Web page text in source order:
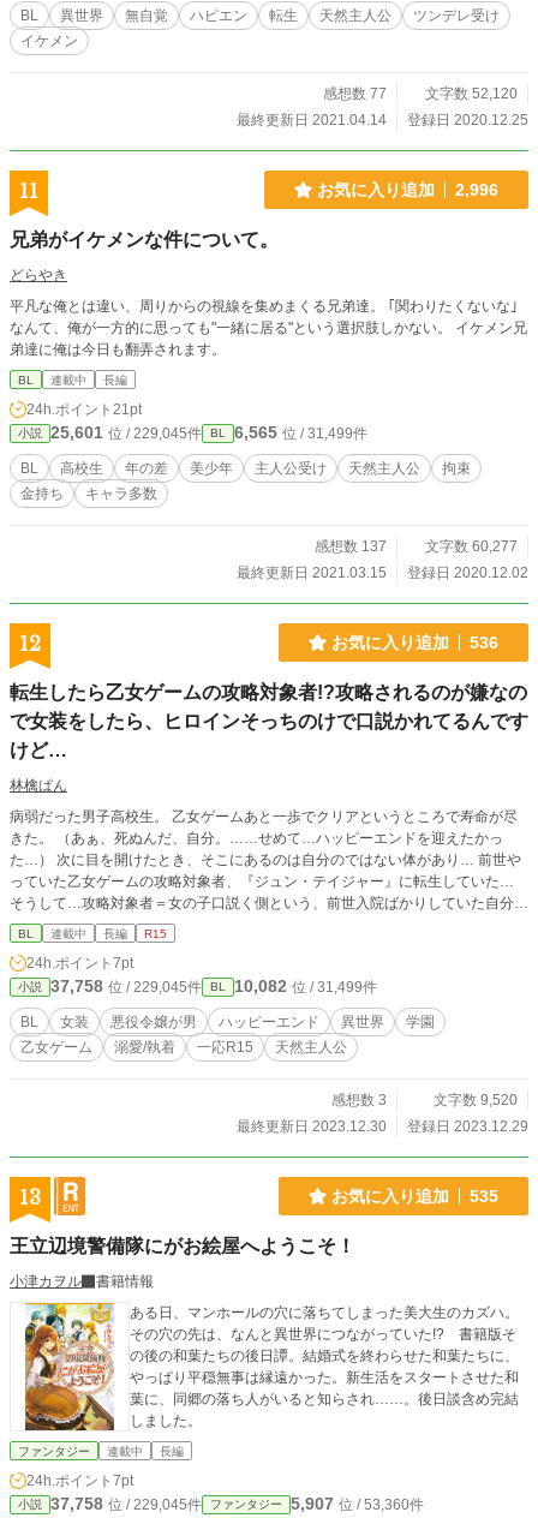
BL 異世界 無自覚 ハピエン 転生 天然主人公
ツンデレ受け
イケメン
感想数 77
文字数 52,120
最終更新日 2021.04.14
登録日 2020.12.25
11 お気に入り追加 2,996
兄弟がイケメンな件について。
どらやき
平凡な俺とは違い、周りからの視線を集めまくる兄弟達。 ｢関わりたくないな｣
なんて、俺が一方的に思っても"一緒に居る"という選択肢しかない。 イケメン兄
弟達に俺は今日も翻弄されます。
BL 連載中 長編
24h.ポイント 21pt
小説 25,601 位 / 229,045件 BL 6,565 位 / 31,499件
BL 高校生 年の差 美少年 主人公受け 天然主人公
拘束
金持ち
キャラ多数
感想数 137
文字数 60,277
最終更新日 2021.03.15
登録日 2020.12.02
12 お気に入り追加 536
転生したら乙女ゲームの攻略対象者!?攻略されるのが嫌なの
で女装をしたら、ヒロインそっちのけで口説かれてるんです
けど…
林檎ぱん
病弱だった男子高校生。 乙女ゲームあと一歩でクリアというところで寿命が尽
きた。 （あぁ、死ぬんだ、自分。……せめて…ハッピーエンドを迎えたかっ
た…） 次に目を開けたとき、そこにあるのは自分のではない体があり… 前世や
っていた乙女ゲームの攻略対象者、『ジュン・テイジャー』に転生していた…
そうして…攻略対象者＝女の子口説く側という、前世入院ばかりしていた自分が
あの甘い言葉を吐けるわけもなく。 それならば、ただのモブになるために!!この
顔面を隠すために女装をしちゃいましょう。 じゃあ、ヒロインは王子や暗殺者
やらまぁ他の攻略対象者にお任せしちゃいましょう。 ん…？いや待って!!ヒロイ
ンは自分じゃないからね!? ※ただいま修正につき、全てを非公開にしてから1話
ずつ投稿をしております
BL 連載中 長編 R15
24h.ポイント 7pt
小説 37,758 位 / 229,045件 BL 10,082 位 / 31,499件
BL 女装 悪役令嬢が男 ハッピーエンド 異世界
学園
乙女ゲーム
溺愛/執着 一応R15 天然主人公
感想数 3
文字数 9,520
最終更新日 2023.12.30
登録日 2023.12.29
13 お気に入り追加 535
王立辺境警備隊にがお絵屋へようこそ！
小津カヲル
書籍情報
ある日、マンホールの穴に落ちてしまった美大生のカズハ。
その穴の先は、なんと異世界につながっていた!? 書籍版そ
の後の和葉たちの後日譚。結婚式を終わらせた和葉たちに、
やっぱり平穏無事は縁遠かった。新生活をスタートさせた和
葉に、同郷の落ち人がいると知らされ……。後日談含め完結
しました。
ファンタジー 連載中 長編
24h.ポイント 7pt
小説 37,758 位 / 229,045件 ファンタジー 5,907 位 / 53,360件